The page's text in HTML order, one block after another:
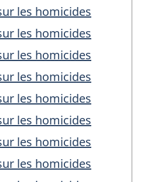
les homicides
les homicides
les homicides
les homicides
les homicides
les homicides
les homicides
les homicides